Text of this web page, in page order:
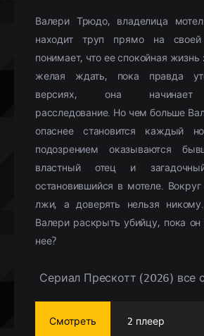
Валери Трюдо, владелица
находит труп прямо на
понимает, что ее спокойная жизнь
желая ждать, пока правда
версиях, она начинает
расследование. Но чем больше
опаснее становится каждый
подозрением оказываются
властный отец и
остановившийся в мотеле.
лжи, а доверять нельзя
Валери раскрыть убийцу, пока
нее?
Сериал Прескотт (2026) все
Смотреть 2 плеер